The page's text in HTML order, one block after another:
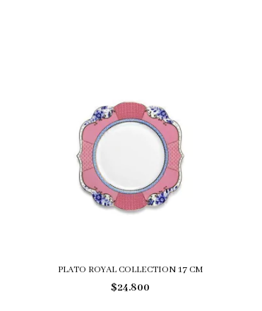
PLATO ROYAL COLLECTION 17 CM
$24.800